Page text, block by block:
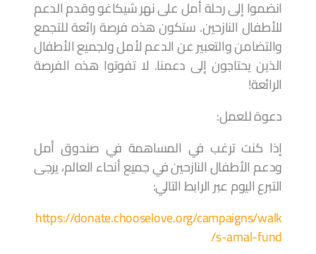
انضموا إلى رحلة أمل على نهر شيكاغو وقدم الدعم
للأطفال النازحين. ستكون هذه فرصة رائعة للتجمع
والتضامن والتعبير عن الدعم لأمل ولجميع الأطفال
الذين يحتاجون إلى دعمنا. لا تفوتوا هذه الفرصة
الرائعة!
دعوة للعمل:
إذا كنت ترغب في المساهمة في صندوق أمل
ودعم الأطفال النازحين في جميع أنحاء العالم، يرجى
التبرع اليوم عبر الرابط التالي:
https://donate.chooselove.org/campaigns/walk
s-amal-fund/